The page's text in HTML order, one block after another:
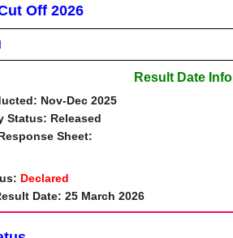
Off 2026
Result Date Info
Nov-Dec 2025
Status: Released
Sheet:
Declared
Date: 25 March 2026